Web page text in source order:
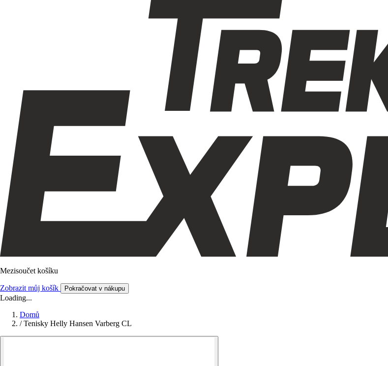
Mezisoučet košíku
Zobrazit můj košík Pokračovat v nákupu
Loading...
Domů
/ Tenisky Helly Hansen Varberg CL